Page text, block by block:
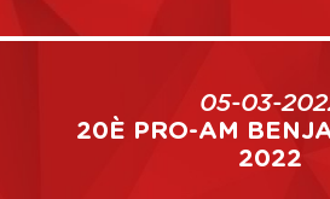
05-03-
20È PRO-AM
2022